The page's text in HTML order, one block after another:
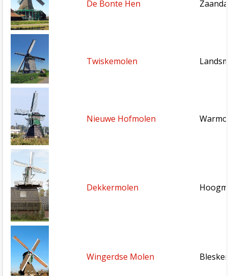
De Bonte Hen
Twiskemolen
Nieuwe Hofmolen
Dekkermolen
Wingerdse Molen